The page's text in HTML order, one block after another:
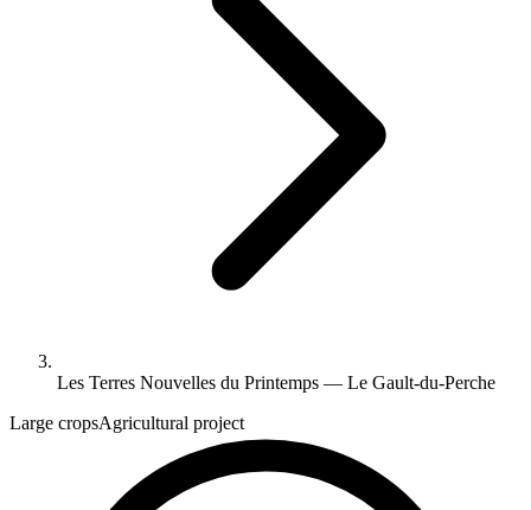
Les Terres Nouvelles du Printemps — Le Gault-du-Perche
Large cropsAgricultural project